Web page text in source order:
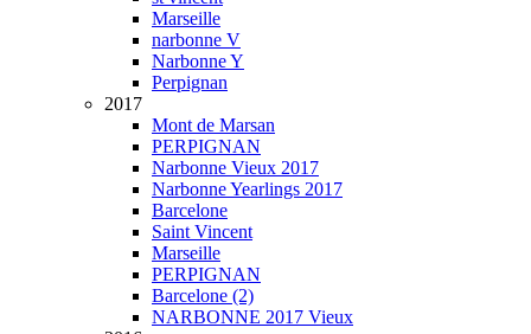
Marseille
narbonne V
Narbonne Y
Perpignan
2017
Mont de Marsan
PERPIGNAN
Narbonne Vieux 2017
Narbonne Yearlings 2017
Barcelone
Saint Vincent
Marseille
PERPIGNAN
Barcelone (2)
NARBONNE 2017 Vieux